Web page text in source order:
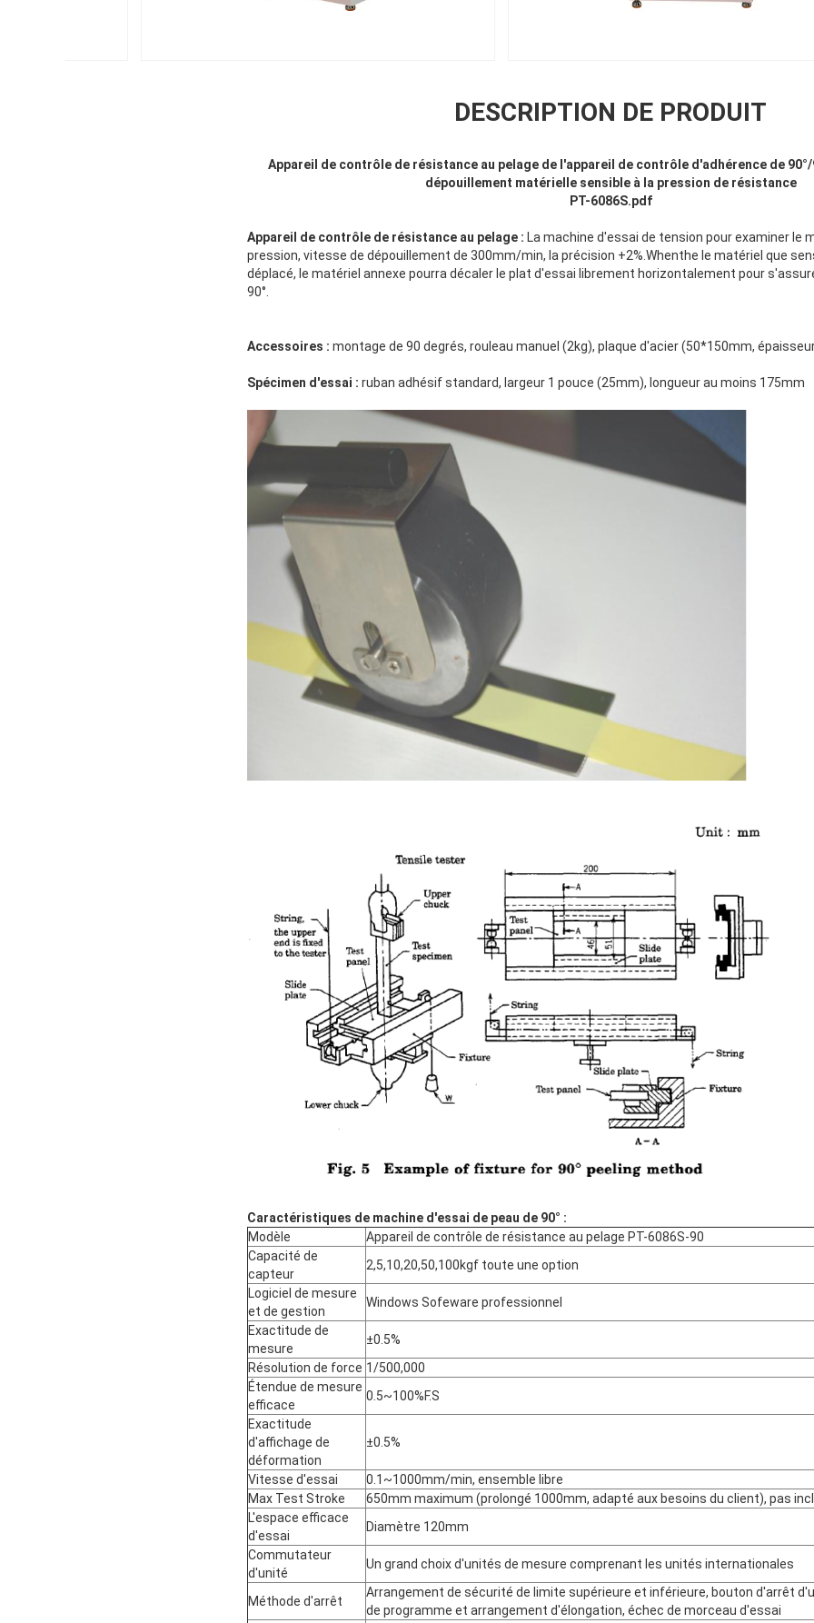
DESCRIPTION DE PRODUIT
Appareil de contrôle de résistance au pelage de l'appareil de contrôle d'adhérence de 90°/
dépouillement matérielle sensible à la pression de résistance
PT-6086S.pdf
Appareil de contrôle de résistance au pelage : La machine d'essai de tension pour examiner le
pression, vitesse de dépouillement de 300mm/min, la précision +2%.Whenthe le matériel que
déplacé, le matériel annexe pourra décaler le plat d'essai librement horizontalement pour
90°.
Accessoires : montage de 90 degrés, rouleau manuel (2kg), plaque d'acier (50*150mm,
Spécimen d'essai : ruban adhésif standard, largeur 1 pouce (25mm), longueur au moins 175mm
Caractéristiques de machine d'essai de peau de 90° :
Modèle
Appareil de contrôle de résistance au pelage PT-6086S-90
Capacité de
capteur
2,5,10,20,50,100kgf toute une option
Logiciel de mesure
et de gestion
Windows Sofeware professionnel
Exactitude de
mesure
±0.5%
Résolution de force 1/500,000
Étendue de mesure
efficace
0.5~100%F.S
Exactitude
d'affichage de
déformation
±0.5%
Vitesse d'essai
0.1~1000mm/min, ensemble libre
Max Test Stroke
650mm maximum (prolongé 1000mm, adapté aux besoins du client), pas
L'espace efficace
d'essai
Diamètre 120mm
Commutateur
d'unité
Un grand choix d'unités de mesure comprenant les unités internationales
Méthode d'arrêt
Arrangement de sécurité de limite supérieure et inférieure, bouton d'arrêt
de programme et arrangement d'élongation, échec de morceau d'essai